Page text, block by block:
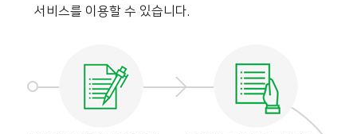
서비스를 이용할 수 있습니다.